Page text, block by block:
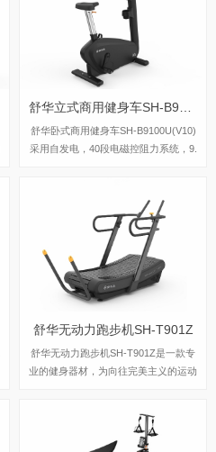
舒华卧式商用健身车SH-B9100U(V10)
采用自发电，40段电磁控阻力系统，9.
舒华无动力跑步机SH-T901Z
舒华无动力跑步机SH-T901Z是一款专
业的健身器材，为向往完美主义的运动
种创新训练模式，使用者可以自由切
换。